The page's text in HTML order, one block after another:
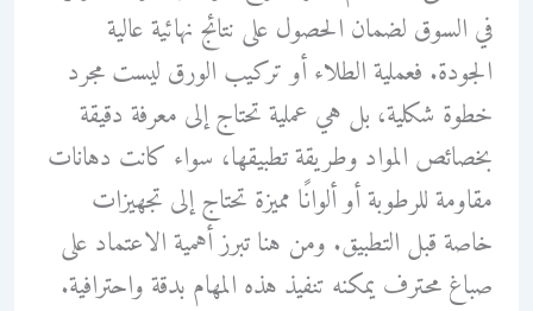
في السوق لضمان الحصول على نتائج نهائية عالية
الجودة. فعملية الطلاء أو تركيب الورق ليست مجرد
خطوة شكلية، بل هي عملية تحتاج إلى معرفة دقيقة
بخصائص المواد وطريقة تطبيقها، سواء كانت دهانات
مقاومة للرطوبة أو ألوانًا مميزة تحتاج إلى تجهيزات
خاصة قبل التطبيق. ومن هنا تبرز أهمية الاعتماد على
صباغ محترف يمكنه تنفيذ هذه المهام بدقة واحترافية.